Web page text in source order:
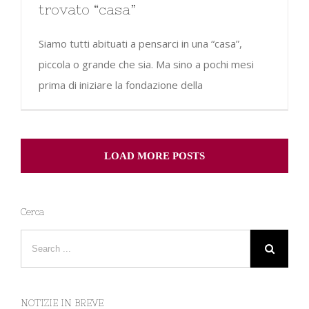
trovato “casa”
Siamo tutti abituati a pensarci in una “casa”,
piccola o grande che sia. Ma sino a pochi mesi
prima di iniziare la fondazione della
LOAD MORE POSTS
Cerca
NOTIZIE IN BREVE